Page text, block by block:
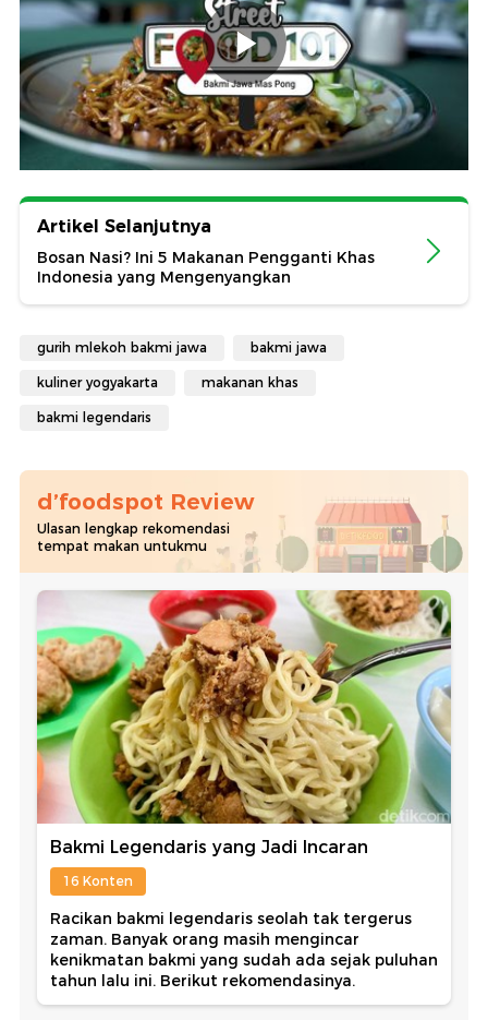
Artikel Selanjutnya
Bosan Nasi? Ini 5 Makanan Pengganti Khas
Indonesia yang Mengenyangkan
gurih mlekoh bakmi jawa bakmi jawa
kuliner yogyakarta makanan khas
bakmi legendaris
d’foodspot Review
Ulasan lengkap rekomendasi
tempat makan untukmu
Bakmi Legendaris yang Jadi Incaran
16 Konten
Racikan bakmi legendaris seolah tak tergerus
zaman. Banyak orang masih mengincar
kenikmatan bakmi yang sudah ada sejak puluhan
tahun lalu ini. Berikut rekomendasinya.